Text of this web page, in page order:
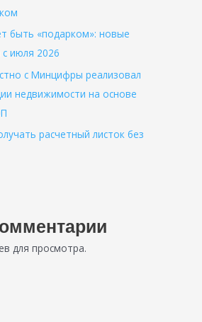
быть «подарком»: новые
июля 2026
с Минцифры реализовал
недвижимости на основе
расчетный листок без
для просмотра.